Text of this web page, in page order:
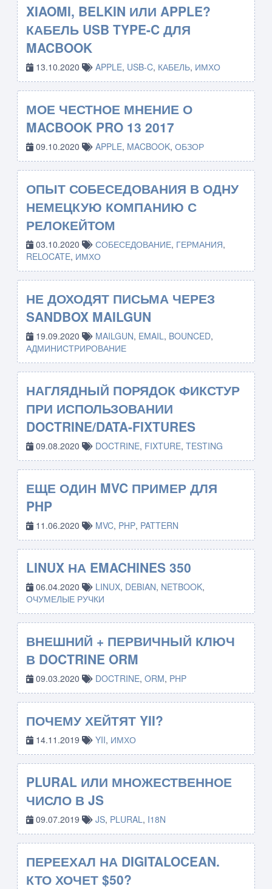
XIAOMI, BELKIN ИЛИ APPLE?
КАБЕЛЬ USB TYPE-C ДЛЯ
MACBOOK
13.10.2020 APPLE, USB-C, КАБЕЛЬ, ИМХО
МОЕ ЧЕСТНОЕ МНЕНИЕ О
MACBOOK PRO 13 2017
09.10.2020 APPLE, MACBOOK, ОБЗОР
ОПЫТ СОБЕСЕДОВАНИЯ В ОДНУ
НЕМЕЦКУЮ КОМПАНИЮ С
РЕЛОКЕЙТОМ
03.10.2020 СОБЕСЕДОВАНИЕ, ГЕРМАНИЯ,
RELOCATE, ИМХО
НЕ ДОХОДЯТ ПИСЬМА ЧЕРЕЗ
SANDBOX MAILGUN
19.09.2020 MAILGUN, EMAIL, BOUNCED,
АДМИНИСТРИРОВАНИЕ
НАГЛЯДНЫЙ ПОРЯДОК ФИКСТУР
ПРИ ИСПОЛЬЗОВАНИИ
DOCTRINE/DATA-FIXTURES
09.08.2020 DOCTRINE, FIXTURE, TESTING
ЕЩЕ ОДИН MVC ПРИМЕР ДЛЯ
PHP
11.06.2020 MVC, PHP, PATTERN
LINUX НА EMACHINES 350
06.04.2020 LINUX, DEBIAN, NETBOOK,
ОЧУМЕЛЫЕ РУЧКИ
ВНЕШНИЙ + ПЕРВИЧНЫЙ КЛЮЧ
В DOCTRINE ORM
09.03.2020 DOCTRINE, ORM, PHP
ПОЧЕМУ ХЕЙТЯТ YII?
14.11.2019 YII, ИМХО
PLURAL ИЛИ МНОЖЕСТВЕННОЕ
ЧИСЛО В JS
09.07.2019 JS, PLURAL, I18N
ПЕРЕЕХАЛ НА DIGITALOCEAN.
КТО ХОЧЕТ $50?